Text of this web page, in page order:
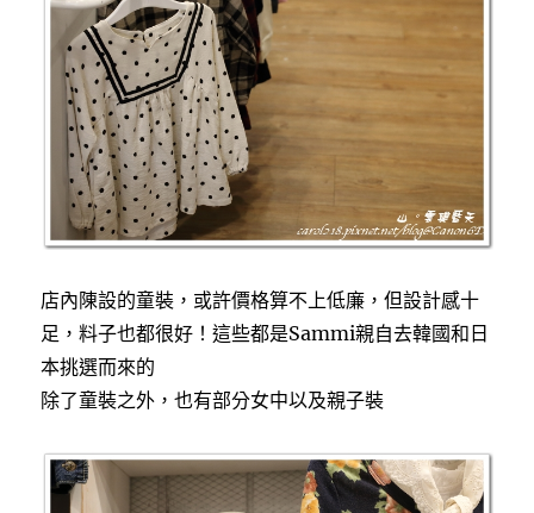
店內陳設的童裝，或許價格算不上低廉，但設計感十
足，料子也都很好！這些都是Sammi親自去韓國和日
本挑選而來的
除了童裝之外，也有部分女中以及親子裝